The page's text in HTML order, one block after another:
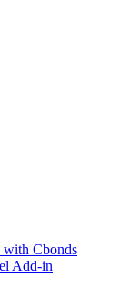
Cbonds
Add-in